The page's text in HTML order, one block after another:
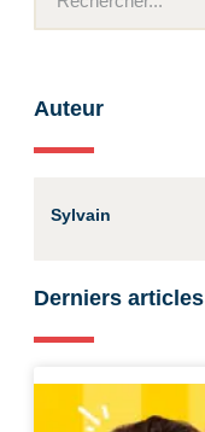
Auteur
Sylvain
Derniers articles